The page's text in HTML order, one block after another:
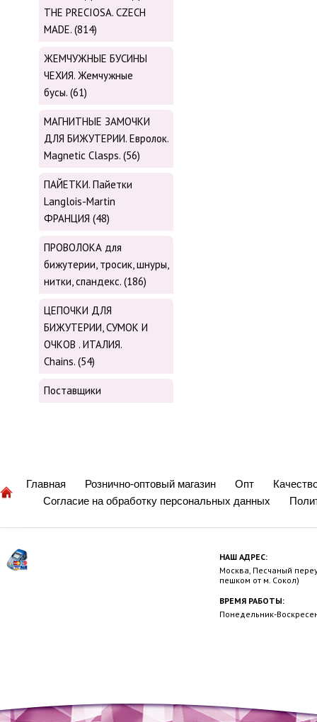
THE PRECIOSA. CZECH
MADE. (814)
ЖЕМЧУЖНЫЕ БУСИНЫ
ЧЕХИЯ. Жемчужные
бусы. (61)
МАГНИТНЫЕ ЗАМОЧКИ
ДЛЯ БИЖУТЕРИИ. Евролок.
Magnetic Сlasps. (56)
ПАЙЕТКИ. Пайетки
Langlois-Martin
ФРАНЦИЯ (48)
ПРОВОЛОКА для
бижутерии, тросик, шнуры,
нитки, cпандекс. (186)
ЦЕПОЧКИ ДЛЯ
БИЖУТЕРИИ, СУМОК И
ОЧКОВ . ИТАЛИЯ.
Chains. (54)
Поставщики
Главная Рознично-оптовый магазин Опт
Согласие на обработку персональных данных
НАШ АДРЕС:
Москва, Песчаный
пешком от м. Сокол)
ВРЕМЯ РАБОТЫ:
Понедельник-